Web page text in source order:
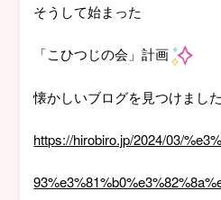
そうして始まった
「こひつじの会」計画
懐かしいブログを見つけました
https://hirobiro.jp/2024/03/